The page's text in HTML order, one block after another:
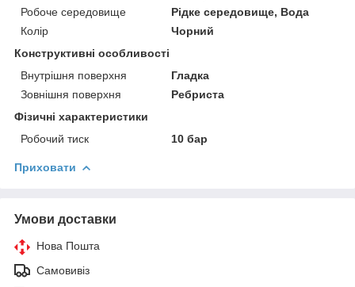
Робоче середовище
Рідке середовище, Вода
Колір
Чорний
Конструктивні особливості
Внутрішня поверхня
Гладка
Зовнішня поверхня
Ребриста
Фізичні характеристики
Робочий тиск
10 бар
Приховати
Умови доставки
Нова Пошта
Самовивіз